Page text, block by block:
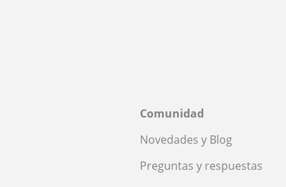
Comunidad
Novedades y Blog
Preguntas y respuestas